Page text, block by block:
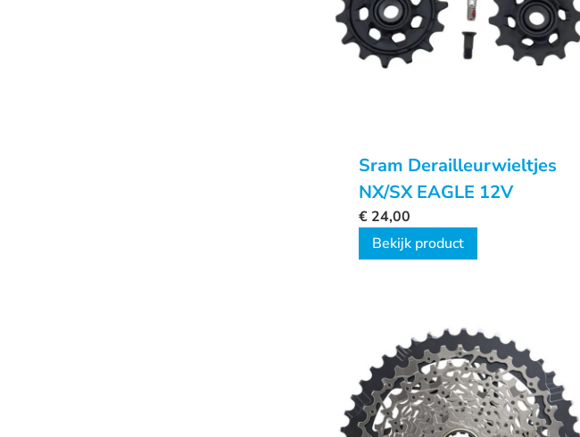
Sram Derailleurwieltjes
NX/SX EAGLE 12V
€ 24,00
Bekijk product